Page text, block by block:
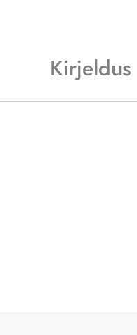
Kirjeldus